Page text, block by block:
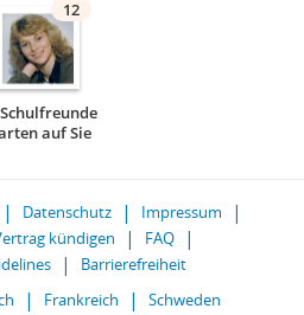
12
auf Sie
Datenschutz
Impressum
kündigen
FAQ
Barrierefreiheit
Frankreich Schweden